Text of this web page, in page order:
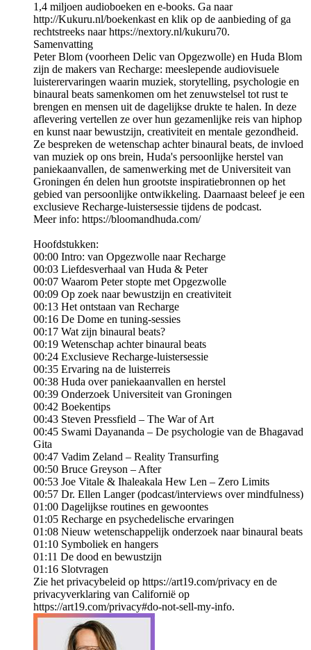
1,4 miljoen audioboeken en e-books. Ga naar
http://Kukuru.nl/boekenkast en klik op de aanbieding of ga
rechtstreeks naar https://nextory.nl/kukuru70.
Samenvatting
Peter Blom (voorheen Delic van Opgezwolle) en Huda Blom
zijn de makers van Recharge: meeslepende audiovisuele
luisterervaringen waarin muziek, storytelling, psychologie en
binaural beats samenkomen om het zenuwstelsel tot rust te
brengen en mensen uit de dagelijkse drukte te halen. In deze
aflevering vertellen ze over hun gezamenlijke reis van hiphop
en kunst naar bewustzijn, creativiteit en mentale gezondheid.
Ze bespreken de wetenschap achter binaural beats, de invloed
van muziek op ons brein, Huda's persoonlijke herstel van
paniekaanvallen, de samenwerking met de Universiteit van
Groningen én delen hun grootste inspiratiebronnen op het
gebied van persoonlijke ontwikkeling. Daarnaast beleef je een
exclusieve Recharge-luistersessie tijdens de podcast.
Meer info: https://bloomandhuda.com/
Hoofdstukken:
00:00 Intro: van Opgezwolle naar Recharge
00:03 Liefdesverhaal van Huda & Peter
00:07 Waarom Peter stopte met Opgezwolle
00:09 Op zoek naar bewustzijn en creativiteit
00:13 Het ontstaan van Recharge
00:16 De Dome en tuning-sessies
00:17 Wat zijn binaural beats?
00:19 Wetenschap achter binaural beats
00:24 Exclusieve Recharge-luistersessie
00:35 Ervaring na de luisterreis
00:38 Huda over paniekaanvallen en herstel
00:39 Onderzoek Universiteit van Groningen
00:42 Boekentips
00:43 Steven Pressfield – The War of Art
00:45 Swami Dayananda – De psychologie van de Bhagavad
Gita
00:47 Vadim Zeland – Reality Transurfing
00:50 Bruce Greyson – After
00:53 Joe Vitale & Ihaleakala Hew Len – Zero Limits
00:57 Dr. Ellen Langer (podcast/interviews over mindfulness)
01:00 Dagelijkse routines en gewoontes
01:05 Recharge en psychedelische ervaringen
01:08 Nieuw wetenschappelijk onderzoek naar binaural beats
01:10 Symboliek en hangers
01:11 De dood en bewustzijn
01:16 Slotvragen
Zie het privacybeleid op https://art19.com/privacy en de
privacyverklaring van Californië op
https://art19.com/privacy#do-not-sell-my-info.